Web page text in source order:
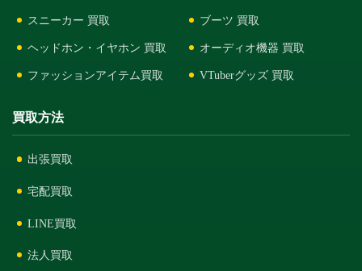
スニーカー 買取 ブーツ 買取
ヘッドホン・イヤホン 買取 オーディオ機器 買取
ファッションアイテム買取 VTuberグッズ 買取
買取方法
出張買取
宅配買取
LINE買取
法人買取